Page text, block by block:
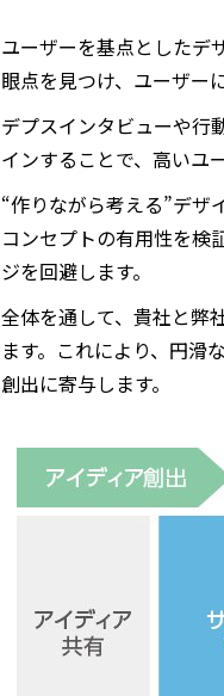
ユーザーを基点としたデ
眼点を見つけ、ユーザー
デプスインタビューや行
インすることで、高いユ
“作りながら考える”デザ
コンセプトの有用性を検
ジを回避します。
全体を通して、貴社と弊
ます。これにより、円滑
創出に寄与します。